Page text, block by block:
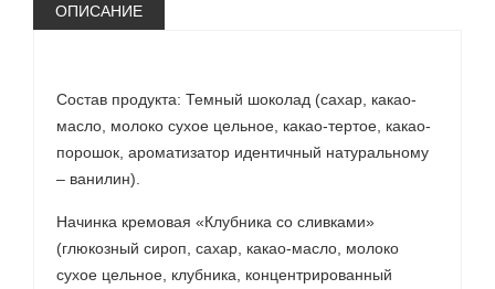
ОПИСАНИЕ
Состав продукта: Темный шоколад (сахар, какао-
масло, молоко сухое цельное, какао-тертое, какао-
порошок, ароматизатор идентичный натуральному
– ванилин).
Начинка кремовая «Клубника со сливками»
(глюкозный сироп, сахар, какао-масло, молоко
сухое цельное, клубника, концентрированный